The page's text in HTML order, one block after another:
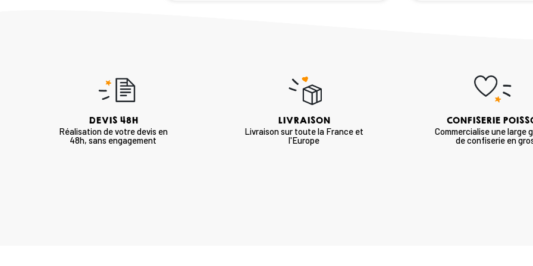
DEVIS 48H
Réalisation de votre devis en
48h, sans engagement
LIVRAISON
Livraison sur toute la France et
l'Europe
CONFISERIE
Commercialise une large
de confiserie en